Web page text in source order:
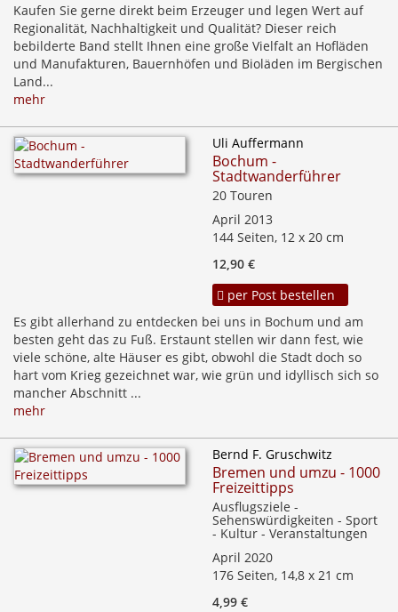
Kaufen Sie gerne direkt beim Erzeuger und legen Wert auf
Regionalität, Nachhaltigkeit und Qualität? Dieser reich
bebilderte Band stellt Ihnen eine große Vielfalt an Hofläden
und Manufakturen, Bauernhöfen und Bioläden im Bergischen
Land...
mehr
Uli Auffermann
Bochum -
Stadtwanderführer
20 Touren
April 2013
144 Seiten, 12 x 20 cm
12,90 €
per Post bestellen
Es gibt allerhand zu entdecken bei uns in Bochum und am
besten geht das zu Fuß. Erstaunt stellen wir dann fest, wie
viele schöne, alte Häuser es gibt, obwohl die Stadt doch so
hart vom Krieg gezeichnet war, wie grün und idyllisch sich so
mancher Abschnitt ...
mehr
Bernd F. Gruschwitz
Bremen und umzu - 1000
Freizeittipps
Ausflugsziele -
Sehenswürdigkeiten - Sport
- Kultur - Veranstaltungen
April 2020
176 Seiten, 14,8 x 21 cm
4,99 €